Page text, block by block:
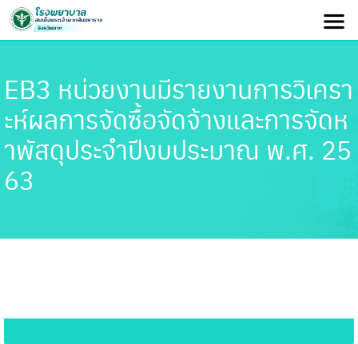
EB3 หน่วยงานมีรายงานการวิเครา
ะห์ผลการจัดซื้อจัดจ้างและการจัดห
าพัสดุประจำปีงบประมาณ พ.ศ. 25
63